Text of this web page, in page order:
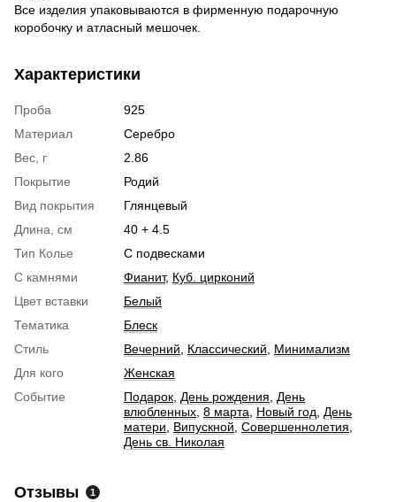
Все изделия упаковываются в фирменную подарочную
коробочку и атласный мешочек.
Характеристики
Проба
925
Материал
Серебро
Вес, г
2.86
Покрытие
Родий
Вид покрытия
Глянцевый
Длина, см
40 + 4.5
Тип Колье
С подвесками
С камнями
Фианит, Куб. цирконий
Цвет вставки
Белый
Тематика
Блеск
Стиль
Вечерний Классический
Минимализм
Для кого
Женская
Событие
Подарок День рождения
День
влюбленных 8 марта Новый год
День
матери
Випускной Совершеннолетия
День св. Николая
Отзывы 1